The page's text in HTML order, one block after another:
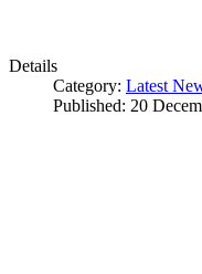
Details
Category: Latest
Published: 20